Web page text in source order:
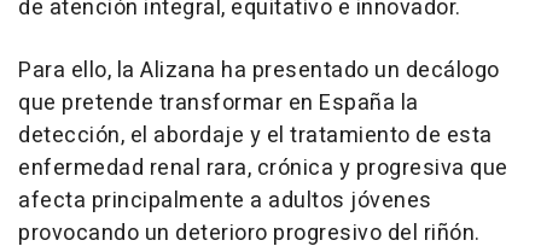
de atención integral, equitativo e innovador.
Para ello, la Alizana ha presentado un decálogo
que pretende transformar en España la
detección, el abordaje y el tratamiento de esta
enfermedad renal rara, crónica y progresiva que
afecta principalmente a adultos jóvenes
provocando un deterioro progresivo del riñón.